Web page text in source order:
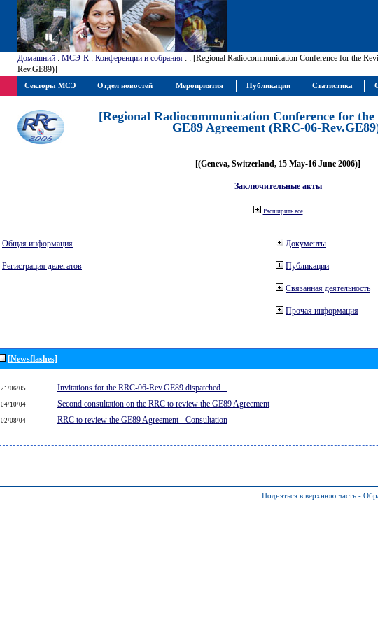
Домашний : МСЭ-R : Конференции и собрания : : [Regional Radiocommunication Conference for the
Rev.GE89)]
[Regional Radiocommunication Conference for the
GE89 Agreement (RRC-06-
[(Geneva, Switzerland, 15 May-16 June 2006)]
Заключительные акты
Расширить все
Общая информация
Регистрация делегатов
Документы
Публикации
Связанная деятельность
Прочая информация
[Newsflashes]
21/06/05 Invitations for the RRC-06-Rev.GE89 dispatched...
04/10/04 Second consultation on the RRC to review the GE89 Agreement
02/08/04 RRC to review the GE89 Agreement - Consultation
Подняться в верхнюю часть -
Секторы МСЭ Отдел новостей Мероприятия Публикации Статистика